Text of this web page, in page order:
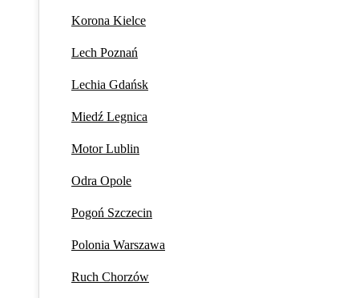
Korona Kielce
Lech Poznań
Lechia Gdańsk
Miedź Legnica
Motor Lublin
Odra Opole
Pogoń Szczecin
Polonia Warszawa
Ruch Chorzów